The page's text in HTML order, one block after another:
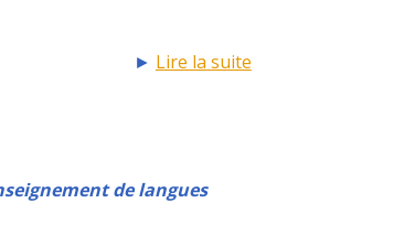
► Lire la suite
de langues